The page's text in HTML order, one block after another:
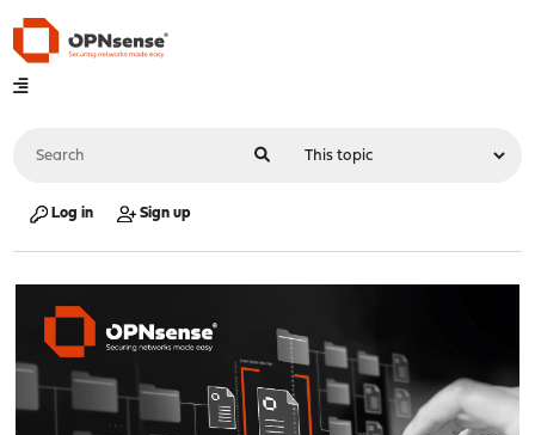
Log in Sign up